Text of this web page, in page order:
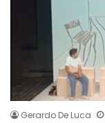
Gerardo De Luca